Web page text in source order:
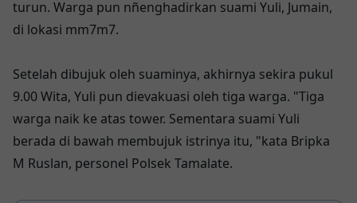
turun. Warga pun nñenghadirkan suami Yuli, Jumain,
di lokasi mm7m7.
Setelah dibujuk oleh suaminya, akhirnya sekira pukul
9.00 Wita, Yuli pun dievakuasi oleh tiga warga. "Tiga
warga naik ke atas tower. Sementara suami Yuli
berada di bawah membujuk istrinya itu, "kata Bripka
M Ruslan, personel Polsek Tamalate.